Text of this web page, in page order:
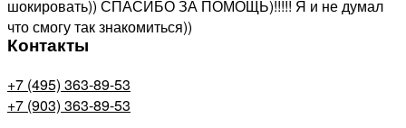
шокировать)) СПАСИБО ЗА ПОМОЩЬ)!!!!! Я и не думал
что смогу так знакомиться))
Контакты
+7 (495) 363-89-53
+7 (903) 363-89-53